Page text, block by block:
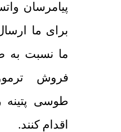
پیامرسان
برای ما
ما نسبت به
طوسی
اقدام کنند.